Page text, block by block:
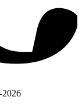
2026